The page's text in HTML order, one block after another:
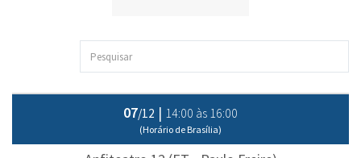
07/12 | 14:00 às 16:00
(Horário de Brasília)